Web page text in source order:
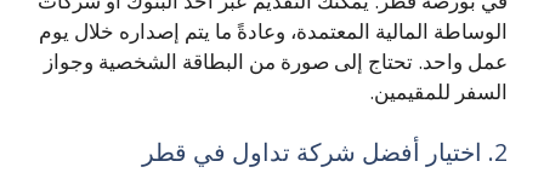
الوساطة المالية المعتمدة، وعادةً ما يتم إصداره خلال يوم
عمل واحد. تحتاج إلى صورة من البطاقة الشخصية وجواز
السفر للمقيمين.
2. اختيار أفضل شركة تداول في قطر